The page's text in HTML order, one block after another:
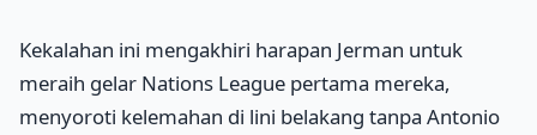
Kekalahan ini mengakhiri harapan Jerman untuk
meraih gelar Nations League pertama mereka,
menyoroti kelemahan di lini belakang tanpa Antonio